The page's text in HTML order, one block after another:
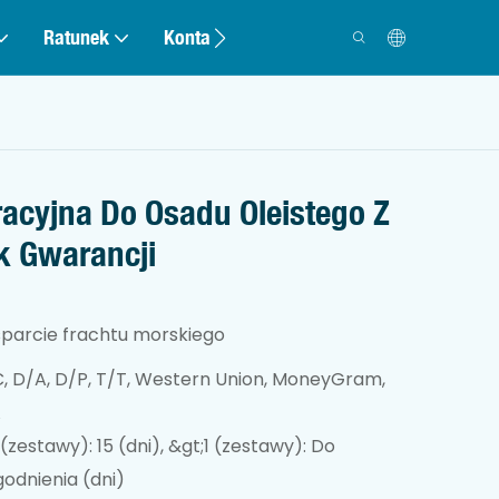
Ratunek Kontakt
Do Osadu Oleistego Z
Gwarancji
frachtu morskiego
D/A, D/P, T/T, Western Union, MoneyGram,
(zestawy): 15 (dni), &gt;1 (zestawy): Do
(dni)